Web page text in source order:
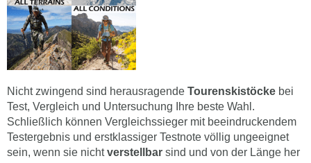
Nicht zwingend sind herausragende Tourenskistöcke bei
Test, Vergleich und Untersuchung Ihre beste Wahl.
Schließlich können Vergleichssieger mit beeindruckendem
Testergebnis und erstklassiger Testnote völlig ungeeignet
sein, wenn sie nichtverstellbar sind und von der Länge her